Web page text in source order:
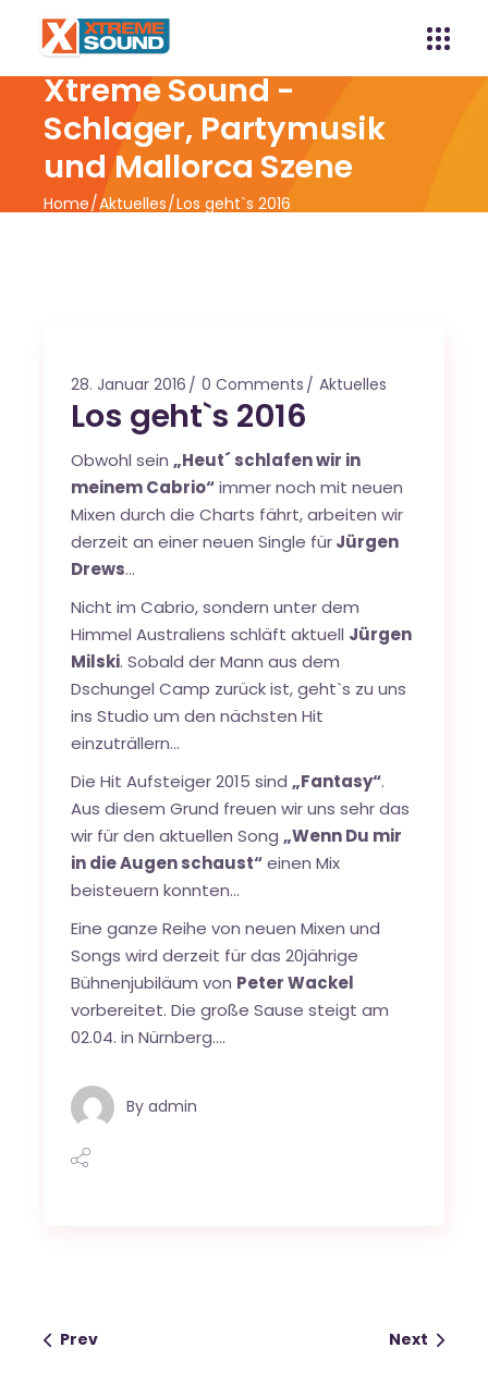
Xtreme Sound -
Schlager, Partymusik
und Mallorca Szene
Home Aktuelles Los geht`s 2016
28. Januar 2016 0 Comments Aktuelles
Los geht`s 2016
Obwohl sein „Heut´ schlafen wir in
meinem Cabrio“immer noch mit neuen
Mixen durch die Charts fährt, arbeiten wir
derzeit an einer neuen Single fürJürgen
Drews…
Nicht im Cabrio, sondern unter dem
Himmel Australiens schläft aktuell Jürgen
Milski. Sobald der Mann aus dem
Dschungel Camp zurück ist, geht`s zu uns
ins Studio um den nächsten Hit
einzuträllern…
Die Hit Aufsteiger 2015 sind „Fantasy“.
Aus diesem Grund freuen wir uns sehr das
wir für den aktuellen Song „Wenn Du mir
in die Augen schaust“einen Mix
beisteuern konnten…
Eine ganze Reihe von neuen Mixen und
Songs wird derzeit für das 20jährige
Bühnenjubiläum von Peter Wackel
vorbereitet. Die große Sause steigt am
02.04. in Nürnberg….
By admin
Prev Next